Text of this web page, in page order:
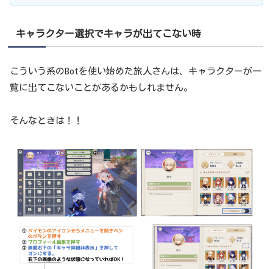
キャラクター選択でキャラが出てこない時
こういう系のBotを使い始めた旅人さんは、キャラクターが一
覧に出てこないことがあるかもしれません。
そんなときは！！